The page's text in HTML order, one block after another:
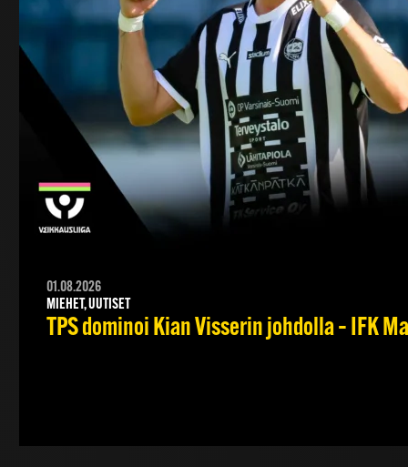
01.08.2026
MIEHET, UUTISET
TPS dominoi Kian Visserin johdolla – IFK